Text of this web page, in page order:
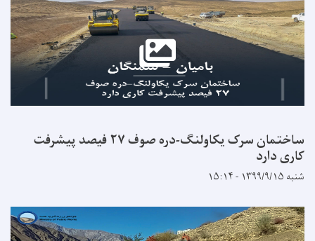
ساختمان سرک یکاولنگ-دره صوف ۲۷ فیصد پیشرفت